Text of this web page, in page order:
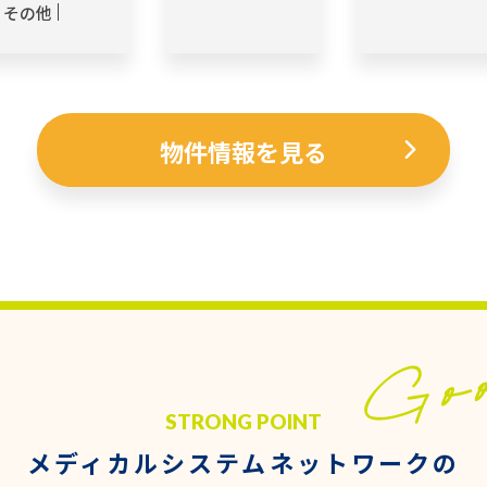
その他
物件情報を見る
STRONG POINT
メディカルシステムネットワークの